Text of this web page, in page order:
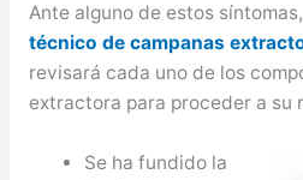
Ante alguno de estos
técnico de campanas
revisará cada uno de los
extractora para proceder a su
Se ha fundido la